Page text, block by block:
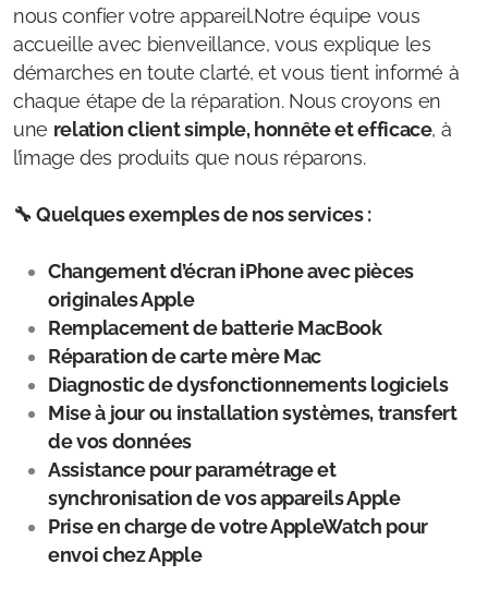
nous confier votre appareil.Notre équipe vous
accueille avec bienveillance, vous explique les
démarches en toute clarté, et vous tient informé à
chaque étape de la réparation. Nous croyons en
une relation client simple, honnête et efficace, à
l’image des produits que nous réparons.
🔧 Quelques exemples de nos services :
Changement d’écran iPhone avec pièces
originales Apple
Remplacement de batterie MacBook
Réparation de carte mère Mac
Diagnostic de dysfonctionnements logiciels
Mise à jour ou installation systèmes, transfert
de vos données
Assistance pour paramétrage et
synchronisation de vos appareils Apple
Prise en charge de votre AppleWatch pour
envoi chez Apple